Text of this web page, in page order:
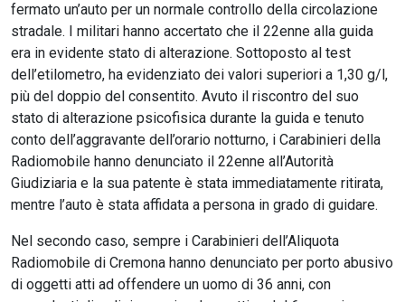
fermato un’auto per un normale controllo della circolazione
stradale. I militari hanno accertato che il 22enne alla guida
era in evidente stato di alterazione. Sottoposto al test
dell’etilometro, ha evidenziato dei valori superiori a 1,30 g/l,
più del doppio del consentito. Avuto il riscontro del suo
stato di alterazione psicofisica durante la guida e tenuto
conto dell’aggravante dell’orario notturno, i Carabinieri della
Radiomobile hanno denunciato il 22enne all’Autorità
Giudiziaria e la sua patente è stata immediatamente ritirata,
mentre l’auto è stata affidata a persona in grado di guidare.
Nel secondo caso, sempre i Carabinieri dell’Aliquota
Radiomobile di Cremona hanno denunciato per porto abusivo
di oggetti atti ad offendere un uomo di 36 anni, con